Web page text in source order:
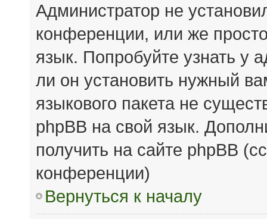
Администратор не
конференции, или же
язык. Попробуйте узнать у
ли он установить нужный
языкового пакета не
phpBB на свой язык.
получить на сайте phpBB
конференции)
Вернуться к началу